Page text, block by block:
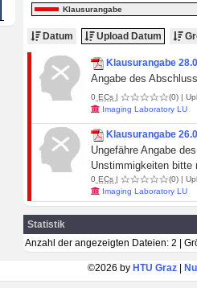
Klausurangabe
Datum Upload Datum
Klausurangabe
Angabe des
0 ECs | (0) |
Imaging Laboratory LU
Klausurangabe
Ungefähre Angabe
Unstimmigkeiten bitte
0 ECs | (0) |
Imaging Laboratory LU
Statistik
Anzahl der angezeigten Dateien: 2 |
©2026 by HTU Graz|